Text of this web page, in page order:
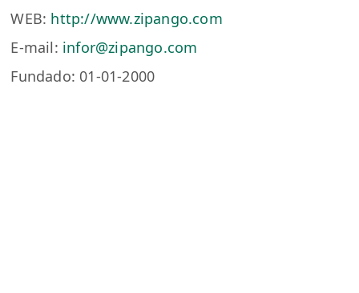
WEB: http://www.zipango.com
E-mail: infor@zipango.com
Fundado: 01-01-2000